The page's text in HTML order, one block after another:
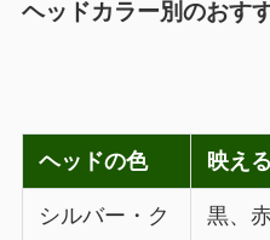
ヘッドカラー別のおす
ヘッドの色 映え
シルバー・ク
黒、